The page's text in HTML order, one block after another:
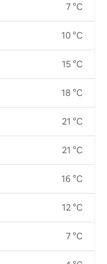
7 °C
10 °C
15 °C
18 °C
21 °C
21 °C
16 °C
12 °C
7 °C